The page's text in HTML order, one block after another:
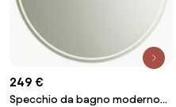
249 €
Specchio da bagno moderno